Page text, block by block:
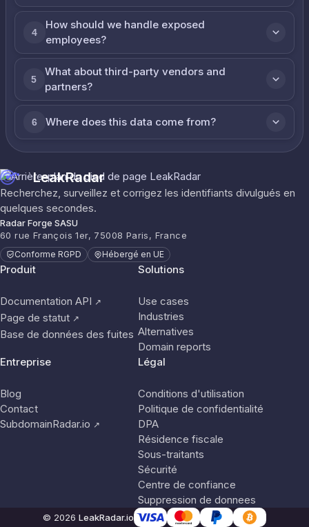
4
How should we handle exposed
employees?
5
What about third-party vendors and
partners?
6 Where does this data come from?
LeakRadar
Recherchez, surveillez et corrigez les identifiants divulgués en
quelques secondes.
Radar Forge SASU
60 rue François 1er, 75008 Paris, France
Conforme RGPD Hébergé en UE
Produit
Documentation API ↗
Page de statut ↗
Base de données des fuites
Solutions
Use cases
Industries
Alternatives
Domain reports
Entreprise
Blog
Contact
SubdomainRadar.io ↗
Légal
Conditions d'utilisation
Politique de confidentialité
DPA
Résidence fiscale
Sous-traitants
Sécurité
Centre de confiance
Suppression de donnees
© 2026 LeakRadar.io